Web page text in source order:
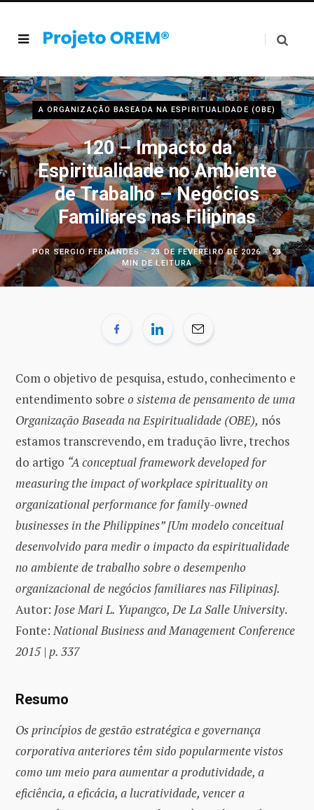
A ORGANIZAÇÃO BASEADA NA ESPIRITUALIDADE (OBE)
120 – Impacto da
Espiritualidade no Ambiente
de Trabalho – Negócios
Familiares nas Filipinas
POR SERGIO FERNANDES 23 DE FEVEREIRO DE 2026
23
MIN DE LEITURA
Com o objetivo de pesquisa, estudo, conhecimento e
entendimento sobre o sistema de pensamento de uma
Organização Baseada na Espiritualidade (OBE), nós
estamos transcrevendo, em tradução livre, trechos
do artigo “A conceptual framework developed for
measuring the impact of workplace spirituality on
organizational performance for family-owned
businesses in the Philippines” [Um modelo conceitual
desenvolvido para medir o impacto da espiritualidade
no ambiente de trabalho sobre o desempenho
organizacional de negócios familiares nas Filipinas].
Autor: Jose Mari L. Yupangco, De La Salle University.
Fonte:National Business and Management Conference
2015 | p. 337
Resumo
Os princípios de gestão estratégica e governança
corporativa anteriores têm sido popularmente vistos
como um meio para aumentar a produtividade, a
eficiência, a eficácia, a lucratividade, vencer a